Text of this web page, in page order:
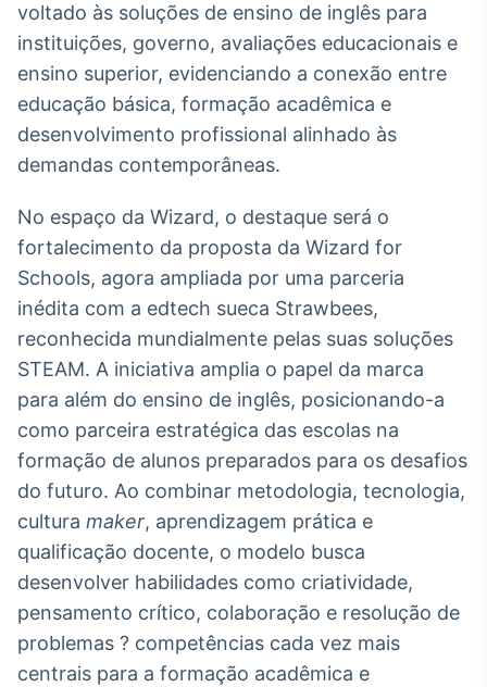
voltado às soluções de ensino de inglês para
instituições, governo, avaliações educacionais e
ensino superior, evidenciando a conexão entre
educação básica, formação acadêmica e
desenvolvimento profissional alinhado às
demandas contemporâneas.
No espaço da Wizard, o destaque será o
fortalecimento da proposta da Wizard for
Schools, agora ampliada por uma parceria
inédita com a edtech sueca Strawbees,
reconhecida mundialmente pelas suas soluções
STEAM. A iniciativa amplia o papel da marca
para além do ensino de inglês, posicionando-a
como parceira estratégica das escolas na
formação de alunos preparados para os desafios
do futuro. Ao combinar metodologia, tecnologia,
cultura maker, aprendizagem prática e
qualificação docente, o modelo busca
desenvolver habilidades como criatividade,
pensamento crítico, colaboração e resolução de
problemas ? competências cada vez mais
centrais para a formação acadêmica e